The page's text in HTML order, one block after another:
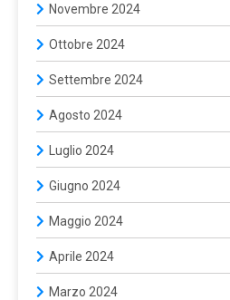
Novembre 2024
Ottobre 2024
Settembre 2024
Agosto 2024
Luglio 2024
Giugno 2024
Maggio 2024
Aprile 2024
Marzo 2024